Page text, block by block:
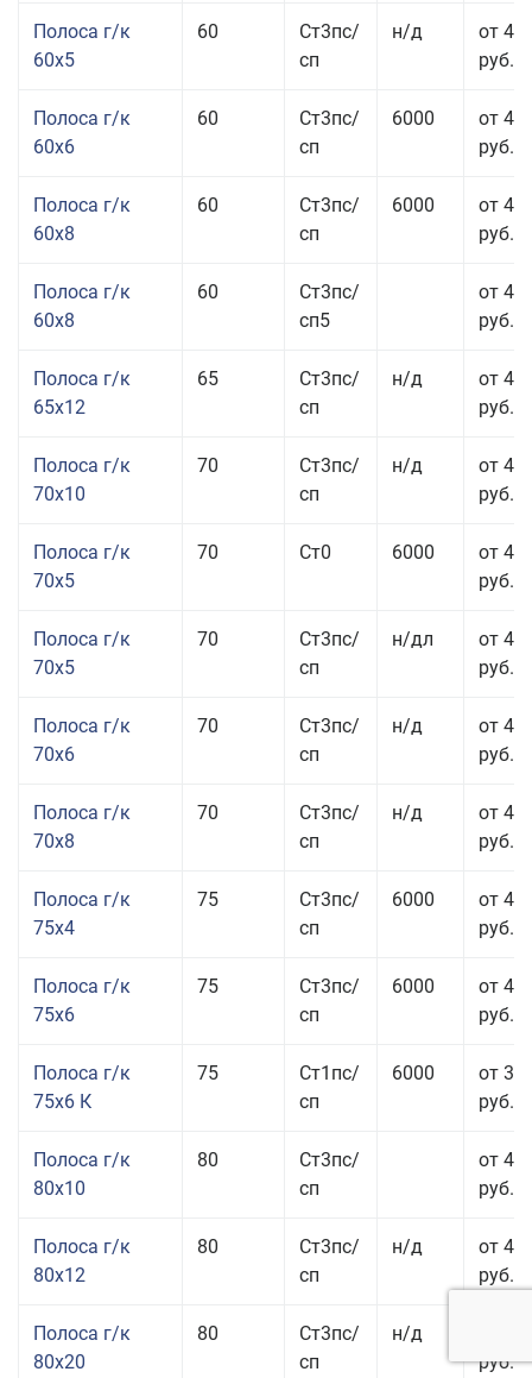
Полоса г/к
60x5
60
Ст3пс/
сп
н/д
от 42
руб.
Полоса г/к
60x6
60
Ст3пс/
сп
6000
от 42
руб.
Полоса г/к
60x8
60
Ст3пс/
сп
6000
от 42
руб.
Полоса г/к
60x8
60
Ст3пс/
сп5
от 42
руб.
Полоса г/к
65x12
65
Ст3пс/
сп
н/д
от 42
руб.
Полоса г/к
70x10
70
Ст3пс/
сп
н/д
от 42
руб.
Полоса г/к
70x5
70 Ст0 6000
от 44
руб.
Полоса г/к
70x5
70
Ст3пс/
сп
н/дл
от 44
руб.
Полоса г/к
70x6
70
Ст3пс/
сп
н/д
от 43
руб.
Полоса г/к
70x8
70
Ст3пс/
сп
н/д
от 43
руб.
Полоса г/к
75x4
75
Ст3пс/
сп
6000
от 42
руб.
Полоса г/к
75x6
75
Ст3пс/
сп
6000
от 42
руб.
Полоса г/к
75x6 К
75
Ст1пс/
сп
6000
от 35
руб.
Полоса г/к
80x10
80
Ст3пс/
сп
от 43
руб.
Полоса г/к
80x12
80
Ст3пс/
сп
н/д
от 45
руб.
Полоса г/к
80x20
80
Ст3пс/
сп
н/д
руб.